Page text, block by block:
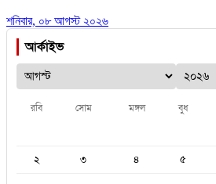
শনিবার, ০৮ আগস্ট ২০২৬
আর্কাইভ
রবি সোম মঙ্গল বুধ
২
৩ ৪ ৫